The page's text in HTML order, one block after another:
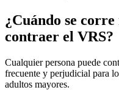
¿Cuándo se
contraer el VRS?
Cualquier persona puede
frecuente y perjudicial para
adultos mayores.